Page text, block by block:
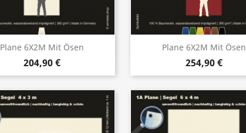
Plane 6X2M Mit Ösen
204,90 €
Vorschau Plane 6X2M Mit Ösen
254,90 €
Vorschau